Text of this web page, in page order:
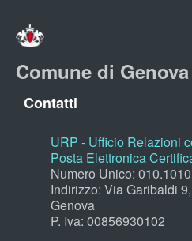
Comune di Genova
Contatti
URP - Ufficio Relazioni
Posta Elettronica
Numero Unico: 010.1010
Indirizzo: Via Garibaldi
Genova
P. Iva: 00856930102